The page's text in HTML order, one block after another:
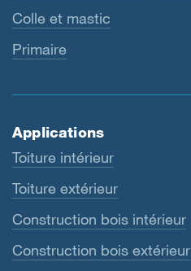
Colle et mastic
Primaire
Applications
Toiture intérieur
Toiture extérieur
Construction bois intérieur
Construction bois extérieur